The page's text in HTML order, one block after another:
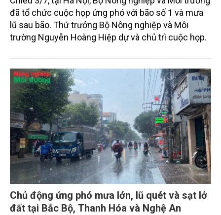
đã tổ chức cuộc họp ứng phó với bão số 1 và mưa
lũ sau bão. Thứ trưởng Bộ Nông nghiệp và Môi
trường Nguyễn Hoàng Hiệp dự và chủ trì cuộc họp.
Chủ động ứng phó mưa lớn, lũ quét và sạt lở
đất tại Bắc Bộ, Thanh Hóa và Nghệ An